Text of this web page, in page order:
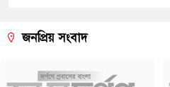
জনপ্রিয় সংবাদ